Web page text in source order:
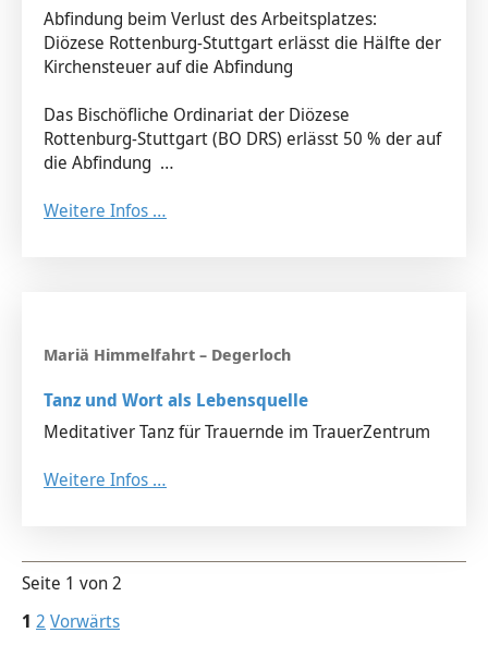
Abfindung beim Verlust des Arbeitsplatzes:
Diözese Rottenburg-Stuttgart erlässt die Hälfte der
Kirchensteuer auf die Abfindung
Das Bischöfliche Ordinariat der Diözese
Rottenburg-Stuttgart (BO DRS) erlässt 50 % der auf
die Abfindung …
Weitere Infos …
Tanz und Wort als Lebensquelle
Meditativer Tanz für Trauernde im TrauerZentrum
Weitere Infos …
Seite 1 von 2
1 2 Vorwärts